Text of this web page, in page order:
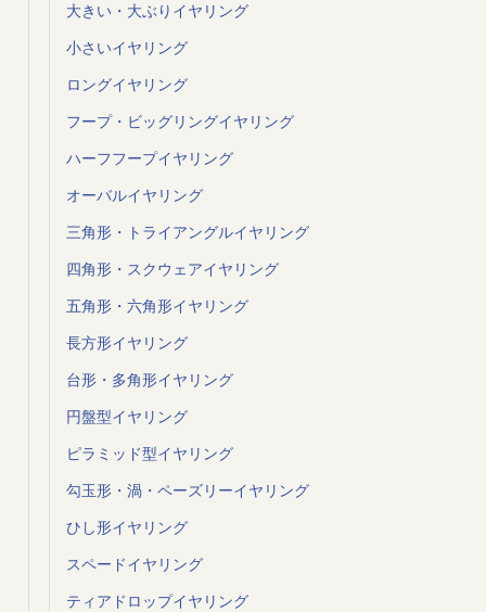
大きい・大ぶりイヤリング
小さいイヤリング
ロングイヤリング
フープ・ビッグリングイヤリング
ハーフフープイヤリング
オーバルイヤリング
三角形・トライアングルイヤリング
四角形・スクウェアイヤリング
五角形・六角形イヤリング
長方形イヤリング
台形・多角形イヤリング
円盤型イヤリング
ピラミッド型イヤリング
勾玉形・渦・ペーズリーイヤリング
ひし形イヤリング
スペードイヤリング
ティアドロップイヤリング